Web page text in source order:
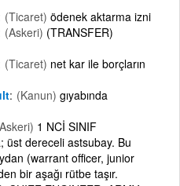
(Ticaret) ödenek aktarma izni
(Askeri) (TRANSFER)
(Ticaret) net kar ile borçların
(Kanun) gıyabında
1 NCİ SINIF
üst dereceli astsubay. Bu
(warrant officer, junior
bir aşağı rütbe taşır.